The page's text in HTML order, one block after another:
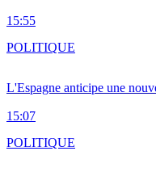
15:55
L'Espagne anticipe une
15:07
POLITIQUE
POLITIQUE